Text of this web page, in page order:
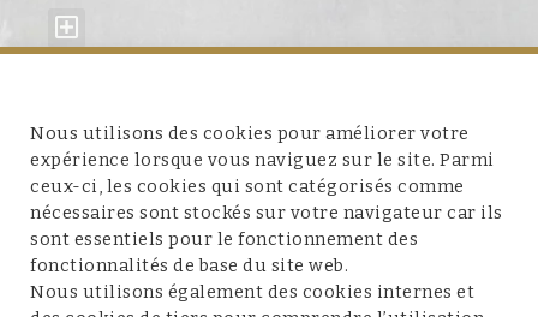
À propos de nous
Service client
Nous utilisons des cookies pour améliorer votre
expérience lorsque vous naviguez sur le site. Parmi
ceux-ci, les cookies qui sont catégorisés comme
nécessaires sont stockés sur votre navigateur car ils
sont essentiels pour le fonctionnement des
fonctionnalités de base du site web.
Nous utilisons également des cookies internes et